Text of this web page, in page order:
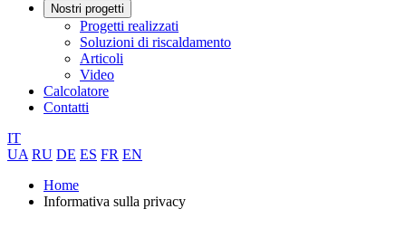
Nostri progetti
Progetti realizzati
Soluzioni di riscaldamento
Articoli
Video
Calcolatore
Contatti
IT
UA RU DE ES FR EN
Home
Informativa sulla privacy